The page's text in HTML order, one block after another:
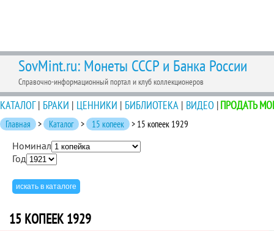
SovMint.ru: Монеты СССР и Банка России
Справочно-информационный портал и клуб коллекционеров
КАТАЛОГ| БРАКИ | ЦЕННИКИ | БИБЛИОТЕКА | ВИДЕО |ПРОДАТЬ
Главная > Каталог > 15 копеек > 15 копеек 1929
Номинал
Год
15 КОПЕЕК 1929